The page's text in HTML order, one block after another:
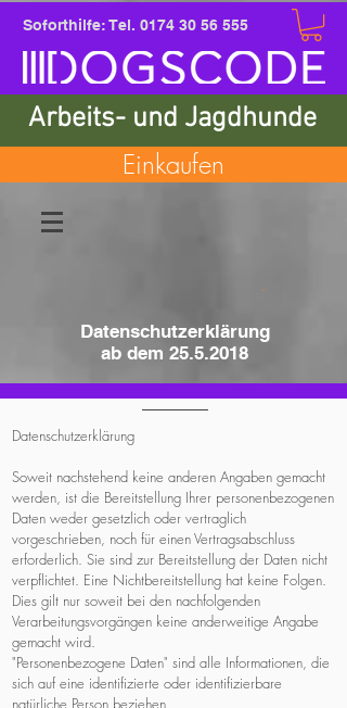
Soforthilfe: Tel. 0174 30 56 555
Arbeits- und Jagdhunde
Einkaufen
Datenschutzerklärung
ab dem 25.5.2018
Datenschutzerklärung
Soweit nachstehend keine anderen Angaben gemacht
werden, ist die Bereitstellung Ihrer personenbezogenen
Daten weder gesetzlich oder vertraglich
vorgeschrieben, noch für einen Vertragsabschluss
erforderlich. Sie sind zur Bereitstellung der Daten nicht
verpflichtet. Eine Nichtbereitstellung hat keine Folgen.
Dies gilt nur soweit bei den nachfolgenden
Verarbeitungsvorgängen keine anderweitige Angabe
gemacht wird.
"Personenbezogene Daten" sind alle Informationen, die
sich auf eine identifizierte oder identifizierbare
natürliche Person beziehen.